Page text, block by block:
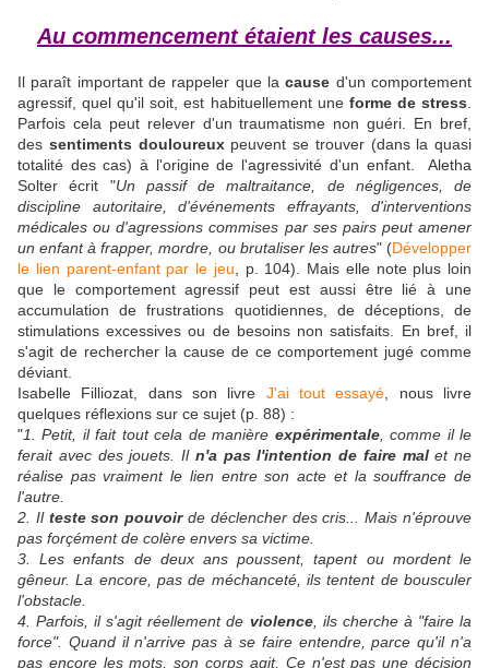
Au commencement étaient les causes...
​Il paraît important de rappeler que lacause d'un comportement
agressif, quel qu'il soit, est habituellement une forme de stress
Parfois cela peut relever d'un traumatisme non guéri. En bref,
des sentiments douloureux peuvent se trouver (dans la quasi
totalité des cas) à l'origine de l'agressivité d'un enfant. Aletha
Solter écrit "Un passif de maltraitance, de négligences, de
discipline autoritaire, d'événements effrayants, d'interventions
médicales ou d'agressions commises par ses pairs peut amener
un enfant à frapper, mordre, ou brutaliser les autres" (Développer
le lien parent-enfant par le jeu , p. 104). Mais elle note plus loin
que le comportement agressif peut est aussi être lié à une
accumulation de frustrations quotidiennes, de déceptions, de
stimulations excessives ou de besoins non satisfaits. En bref, il
s'agit de rechercher la cause de ce comportement jugé comme
déviant.
Isabelle Filliozat, dans son livre J'ai tout essayé , nous livre
quelques réflexions sur ce sujet (p. 88) :
"1. Petit, il fait tout cela de manière expérimentale, comme il le
ferait avec des jouets. Il n'a pas l'intention de faire malet ne
réalise pas vraiment le lien entre son acte et la souffrance de
l'autre.
2. Il teste son pouvoirde déclencher des cris... Mais n'éprouve
pas forçément de colère envers sa victime.
3. Les enfants de deux ans poussent, tapent ou mordent le
gêneur. La encore, pas de méchanceté, ils tentent de bousculer
l'obstacle.
4. Parfois, il s'agit réellement de violence, ils cherche à "faire la
force". Quand il n'arrive pas à se faire entendre, parce qu'il n'a
pas encore les mots, son corps agit. Ce n'est pas une décision